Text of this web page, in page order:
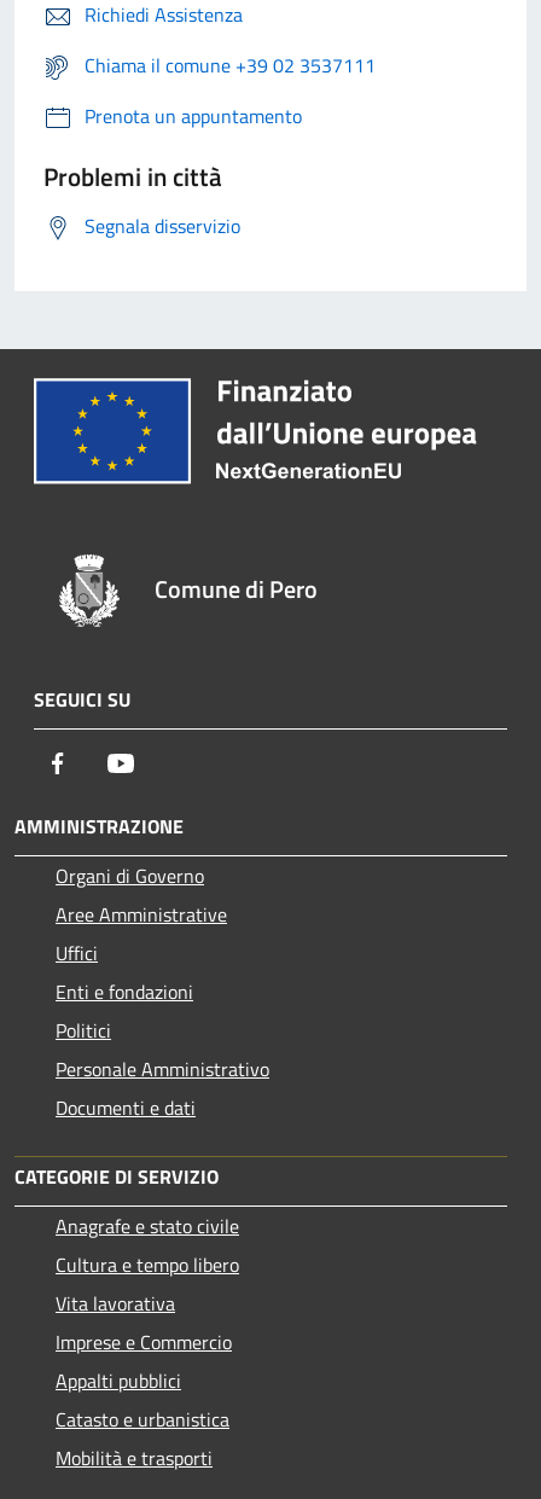
Richiedi Assistenza
Chiama il comune +39 02 3537111
Prenota un appuntamento
Problemi in città
Segnala disservizio
Comune di Pero
SEGUICI SU
Facebook
AMMINISTRAZIONE
Organi di Governo
Aree Amministrative
Uffici
Enti e fondazioni
Politici
Personale Amministrativo
Documenti e dati
CATEGORIE DI SERVIZIO
Anagrafe e stato civile
Cultura e tempo libero
Vita lavorativa
Imprese e Commercio
Appalti pubblici
Catasto e urbanistica
Mobilità e trasporti